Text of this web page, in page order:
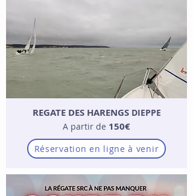
REGATE DES HARENGS DIEPPE
A partir de 150€
Réservation en ligne à venir